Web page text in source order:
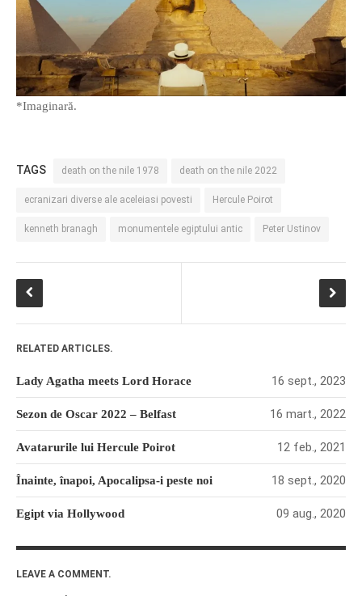
*Imaginară.
TAGS death on the nile 1978 death on the nile 2022
ecranizari diverse ale aceleiasi povesti Hercule Poirot
kenneth branagh monumentele egiptului antic Peter Ustinov
RELATED ARTICLES.
Lady Agatha meets Lord Horace 16 sept., 2023
Sezon de Oscar 2022 – Belfast 16 mart., 2022
Avatarurile lui Hercule Poirot 12 feb., 2021
Înainte, înapoi, Apocalipsa-i peste noi 18 sept., 2020
Egipt via Hollywood 09 aug., 2020
LEAVE A COMMENT.